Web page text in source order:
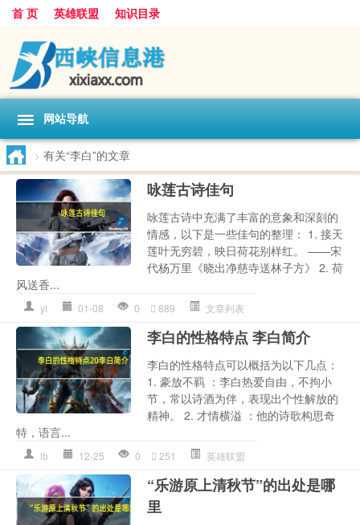
首 页 英雄联盟 知识目录
网站导航
> 有关“李白”的文章
咏莲古诗佳句
咏莲古诗中充满了丰富的意象和深刻的
情感，以下是一些佳句的整理： 1. 接天
莲叶无穷碧，映日荷花别样红。 ——宋
代杨万里《晓出净慈寺送林子方》 2. 荷
风送香...
yl 01-08 0 889 文章列表
李白的性格特点 李白简介
李白的性格特点可以概括为以下几点：
1. 豪放不羁 ：李白热爱自由，不拘小
节，常以诗酒为伴，表现出个性解放的
精神。 2. 才情横溢 ：他的诗歌构思奇
特，语言...
lb 12-25 0 251 英雄联盟
“乐游原上清秋节”的出处是哪
里